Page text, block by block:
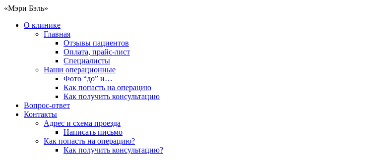
«Мэри Бэль»
О клинике
Главная
Отзывы пациентов
Оплата, прайс-лист
Специалисты
Наши операционные
Фото “до” и…
Как попасть на операцию
Как получить консультацию
Вопрос-ответ
Контакты
Адрес и схема проезда
Написать письмо
Как попасть на операцию?
Как получить консультацию?